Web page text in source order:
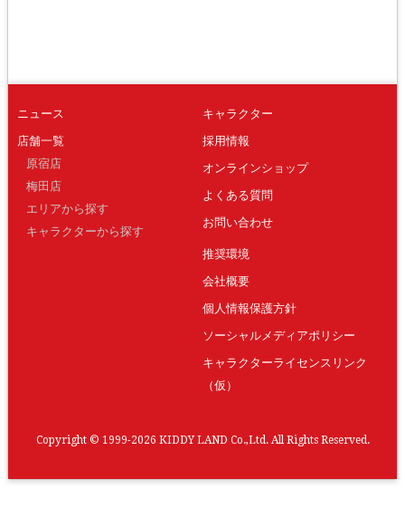
ニュース
店舗一覧
原宿店
梅田店
エリアから探す
キャラクターから探す
キャラクター
採用情報
オンラインショップ
よくある質問
お問い合わせ
推奨環境
会社概要
個人情報保護方針
ソーシャルメディアポリシー
キャラクターライセンスリンク
（仮）
Copyright © 1999-2026 KIDDY LAND Co.,Ltd. All Rights Reserved.